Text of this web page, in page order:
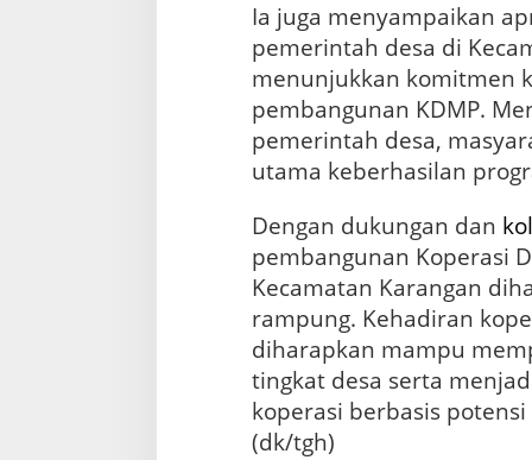
Ia juga menyampaikan
pemerintah desa di
menunjukkan komitmen
pembangunan KDMP.
pemerintah desa,
utama keberhasilan
Dengan dukungan dan
pembangunan Koperasi
Kecamatan Karangan
rampung. Kehadiran
diharapkan mampu
tingkat desa serta
koperasi berbasis
(dk/tgh)